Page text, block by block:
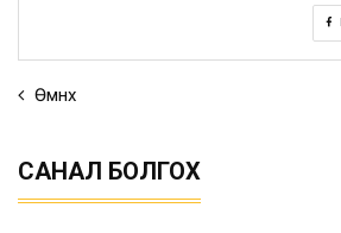
Өмнөх
САНАЛ БОЛГОХ